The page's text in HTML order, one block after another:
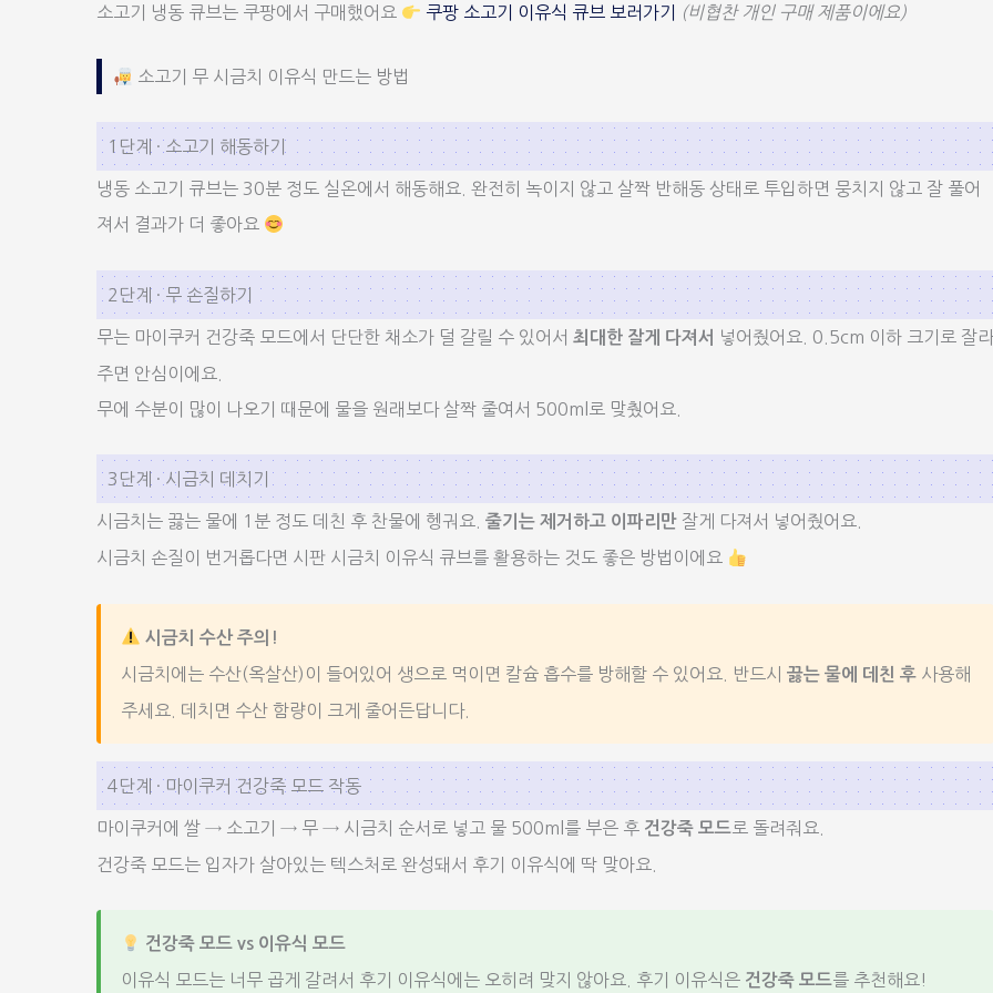
소고기 냉동 큐브는 쿠팡에서 구매했어요 쿠팡 소고기 이유식 큐브 보러가기 (비협찬 개인 구매 제품이에요)
소고기 무 시금치 이유식 만드는 방법
1단계 · 소고기 해동하기
냉동 소고기 큐브는 30분 정도 실온에서 해동해요. 완전히 녹이지 않고 살짝 반해동 상태로 투입하면 뭉치지 않고 잘 풀어
져서 결과가 더 좋아요
2단계 · 무 손질하기
무는 마이쿠커 건강죽 모드에서 단단한 채소가 덜 갈릴 수 있어서 최대한 잘게 다져서 넣어줬어요. 0.5cm 이하 크기로 잘라
주면 안심이에요.
무에 수분이 많이 나오기 때문에 물을 원래보다 살짝 줄여서 500ml로 맞췄어요.
3단계 · 시금치 데치기
시금치는 끓는 물에 1분 정도 데친 후 찬물에 헹궈요. 줄기는 제거하고 이파리만 잘게 다져서 넣어줬어요.
시금치 손질이 번거롭다면 시판 시금치 이유식 큐브를 활용하는 것도 좋은 방법이에요
시금치 수산 주의!
시금치에는 수산(옥살산)이 들어있어 생으로 먹이면 칼슘 흡수를 방해할 수 있어요. 반드시 끓는 물에 데친 후 사용해
주세요. 데치면 수산 함량이 크게 줄어든답니다.
4단계 · 마이쿠커 건강죽 모드 작동
마이쿠커에 쌀 → 소고기 → 무 → 시금치 순서로 넣고 물 500ml를 부은 후 건강죽 모드 로 돌려줘요.
건강죽 모드는 입자가 살아있는 텍스처로 완성돼서 후기 이유식에 딱 맞아요.
건강죽 모드 vs 이유식 모드
이유식 모드는 너무 곱게 갈려서 후기 이유식에는 오히려 맞지 않아요. 후기 이유식은 건강죽 모드를 추천해요!